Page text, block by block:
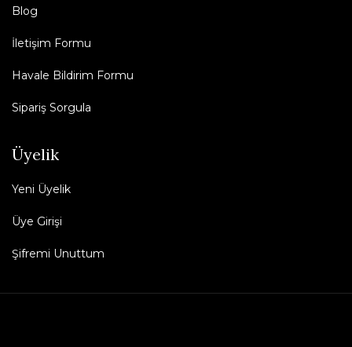
Blog
İletişim Formu
Havale Bildirim Formu
Sipariş Sorgula
Üyelik
Yeni Üyelik
Üye Girişi
Şifremi Unuttum